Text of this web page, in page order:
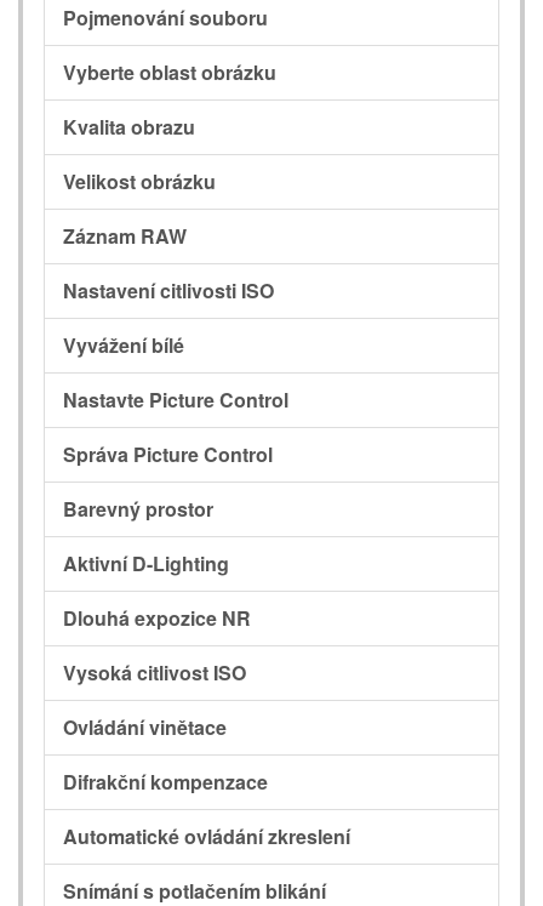
Pojmenování souboru
Vyberte oblast obrázku
Kvalita obrazu
Velikost obrázku
Záznam RAW
Nastavení citlivosti ISO
Vyvážení bílé
Nastavte Picture Control
Správa Picture Control
Barevný prostor
Aktivní D-Lighting
Dlouhá expozice NR
Vysoká citlivost ISO
Ovládání vinětace
Difrakční kompenzace
Automatické ovládání zkreslení
Snímání s potlačením blikání